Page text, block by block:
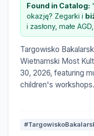
Found in Catalog:
okazję? Zegarki i
i zasłony, małe AGD,
Targowisko
Wietnamski Most
30, 2026, featuring
children's workshops.